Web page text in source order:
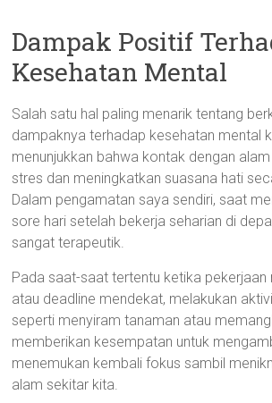
Dampak Positif
Kesehatan Mental
Salah satu hal paling menarik tentang
dampaknya terhadap kesehatan mental
menunjukkan bahwa kontak dengan
stres dan meningkatkan suasana hati
Dalam pengamatan saya sendiri, saat
sore hari setelah bekerja seharian di
sangat terapeutik.
Pada saat-saat tertentu ketika pekerjaan
atau deadline mendekat, melakukan
seperti menyiram tanaman atau
memberikan kesempatan untuk
menemukan kembali fokus sambil
alam sekitar kita.